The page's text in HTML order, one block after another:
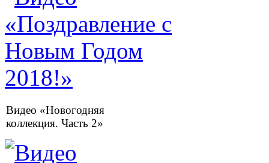
Видео «Новогодняя
коллекция. Часть 2»